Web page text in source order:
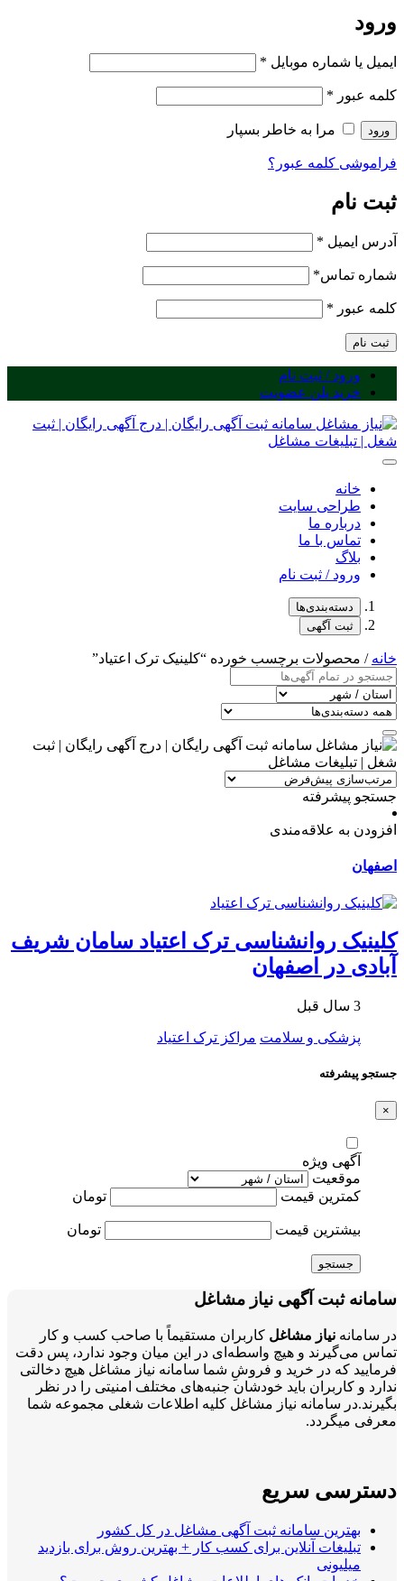
ورود
ایمیل یا شماره موبایل *
کلمه عبور *
ورود مرا به خاطر بسپار
فراموشی کلمه عبور؟
ثبت نام
آدرس ایمیل *
شماره تماس*
کلمه عبور *
ثبت نام
ورود / ثبت نام
خرید پلن عضویت
خانه
طراحی سایت
درباره ما
تماس با ما
بلاگ
ورود / ثبت نام
دسته‌بندی‌ها
ثبت آگهی
خانه / محصولات برچسب خورده “کلینیک ترک اعتیاد”
جستجو پیشرفته
افزودن به علاقه‌مندی
اصفهان
کلینیک روانشناسی ترک اعتیاد سامان شریف
آبادی در اصفهان
3 سال قبل
پزشکی و سلامت مراکز ترک اعتیاد
جستجو پیشرفته
×
آگهی ویژه
موقعیت
کمترین قیمت
تومان
بیشترین قیمت تومان
جستجو
سامانه ثبت آگهی نیاز مشاغل
در سامانه نیاز مشاغل کاربران مستقیماً با صاحب کسب و کار
تماس می‌گیرند و هیچ واسطه‌ای در این میان وجود ندارد، پس دقت
فرمایید که در خرید و فروشِ شما سامانه نیاز مشاغل هیچ دخالتی
ندارد و کاربران باید خودشان جنبه‌های مختلف امنیتی را در نظر
بگیرند.در سامانه نیاز مشاغل کلیه اطلاعات شغلی مجموعه شما
معرفی میگردد.
دسترسی سریع
بهترین سامانه ثبت آگهی مشاغل در کل کشور
تبلیغات آنلاین برای کسب کار + بهترین روش برای بازدید
میلیونی